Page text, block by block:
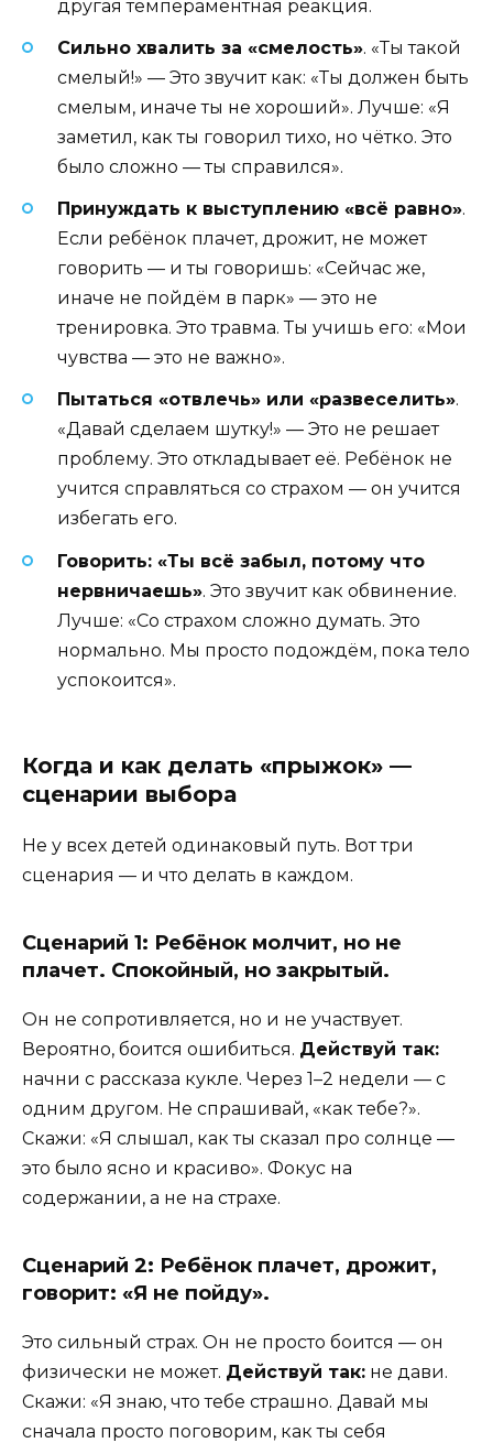
другая темпераментная реакция.
Сильно хвалить за «смелость». «Ты такой
смелый!» — Это звучит как: «Ты должен быть
смелым, иначе ты не хороший». Лучше: «Я
заметил, как ты говорил тихо, но чётко. Это
было сложно — ты справился».
Принуждать к выступлению «всё равно».
Если ребёнок плачет, дрожит, не может
говорить — и ты говоришь: «Сейчас же,
иначе не пойдём в парк» — это не
тренировка. Это травма. Ты учишь его: «Мои
чувства — это не важно».
Пытаться «отвлечь» или «развеселить».
«Давай сделаем шутку!» — Это не решает
проблему. Это откладывает её. Ребёнок не
учится справляться со страхом — он учится
избегать его.
Говорить: «Ты всё забыл, потому что
нервничаешь». Это звучит как обвинение.
Лучше: «Со страхом сложно думать. Это
нормально. Мы просто подождём, пока тело
успокоится».
Когда и как делать «прыжок» —
сценарии выбора
Не у всех детей одинаковый путь. Вот три
сценария — и что делать в каждом.
Сценарий 1: Ребёнок молчит, но не
плачет. Спокойный, но закрытый.
Он не сопротивляется, но и не участвует.
Вероятно, боится ошибиться. Действуй так:
начни с рассказа кукле. Через 1–2 недели — с
одним другом. Не спрашивай, «как тебе?».
Скажи: «Я слышал, как ты сказал про солнце —
это было ясно и красиво». Фокус на
содержании, а не на страхе.
Сценарий 2: Ребёнок плачет, дрожит,
говорит: «Я не пойду».
Это сильный страх. Он не просто боится — он
физически не может. Действуй так: не дави.
Скажи: «Я знаю, что тебе страшно. Давай мы
сначала просто поговорим, как ты себя